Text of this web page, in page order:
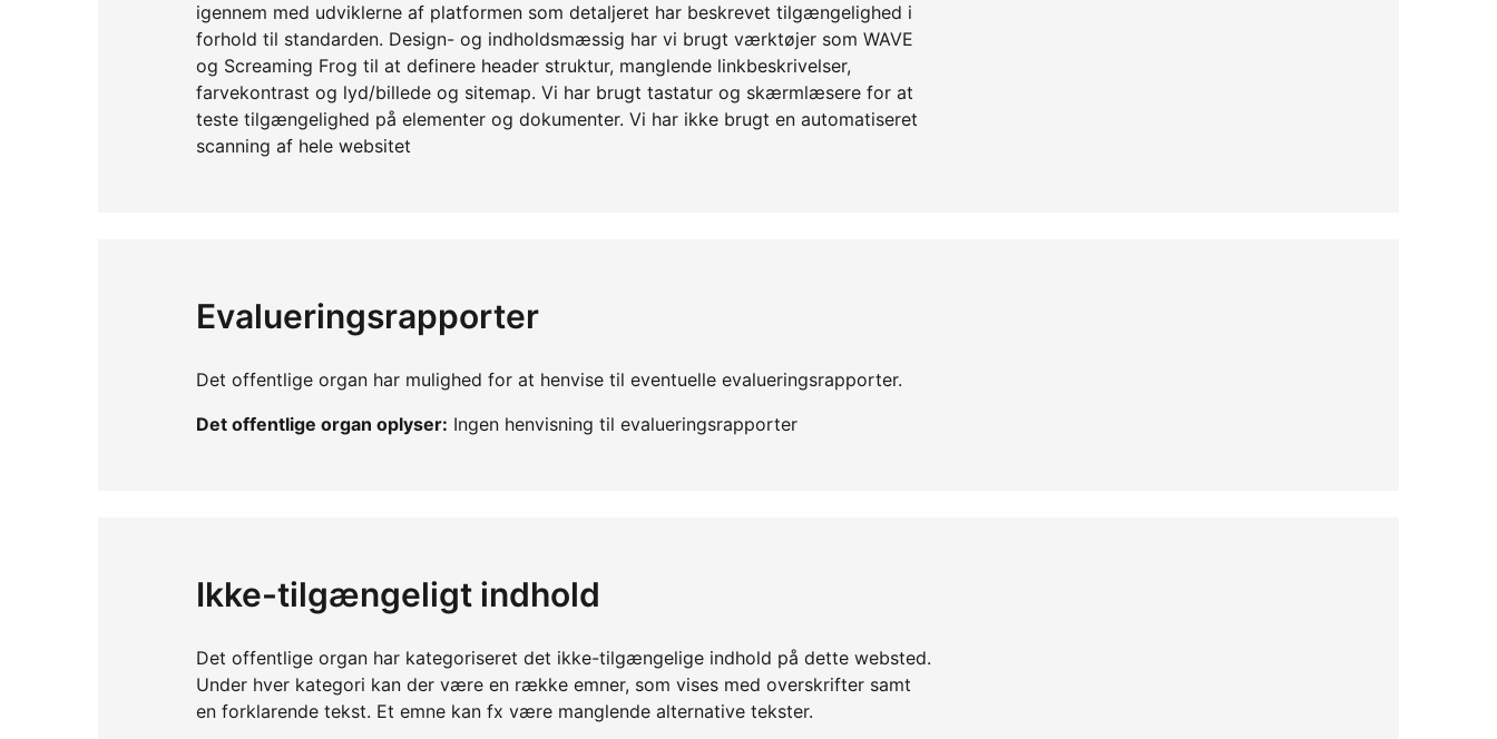
igennem med udviklerne af platformen som detaljeret har beskrevet tilgængelighed i
forhold til standarden. Design- og indholdsmæssig har vi brugt værktøjer som WAVE
og Screaming Frog til at definere header struktur, manglende linkbeskrivelser,
farvekontrast og lyd/billede og sitemap. Vi har brugt tastatur og skærmlæsere for at
teste tilgængelighed på elementer og dokumenter. Vi har ikke brugt en automatiseret
scanning af hele websitet
Evalueringsrapporter
Det offentlige organ har mulighed for at henvise til eventuelle evalueringsrapporter.
Det offentlige organ oplyser: Ingen henvisning til evalueringsrapporter
Ikke-tilgængeligt indhold
Det offentlige organ har kategoriseret det ikke-tilgængelige indhold på dette websted.
Under hver kategori kan der være en række emner, som vises med overskrifter samt
en forklarende tekst. Et emne kan fx være manglende alternative tekster.